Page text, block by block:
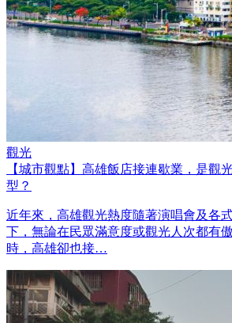
觀光
【城市觀點】高雄飯店接連歇業，是觀
型？
近年來，高雄觀光熱度隨著演唱會及各
下，無論在民眾滿意度或觀光人次都有
時，高雄卻也接…